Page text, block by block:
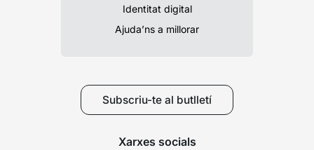
Identitat digital
Ajuda’ns a millorar
Subscriu-te al butlletí
Xarxes socials